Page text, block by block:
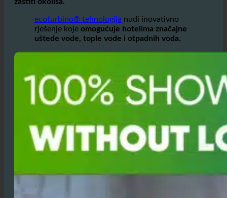
rješenje kojeomogućuje hotelima značajne
uštede vode, tople vode i otpadnih voda.